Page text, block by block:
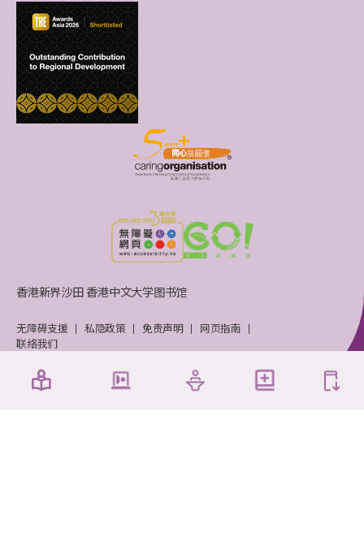
香港新界沙田 香港中文大学图书馆
无障碍支援 私隐政策 免责声明
网页指南
联络我们